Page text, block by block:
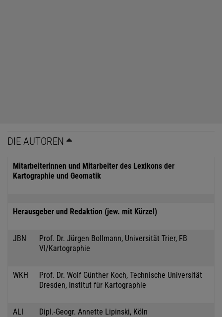
DIE AUTOREN
Mitarbeiterinnen und Mitarbeiter des Lexikons der
Kartographie und Geomatik
Herausgeber und Redaktion (jew. mit Kürzel)
JBN
Prof. Dr. Jürgen Bollmann, Universität Trier, FB
VI/Kartographie
WKH
Prof. Dr. Wolf Günther Koch, Technische Universität
Dresden, Institut für Kartographie
ALI Dipl.-Geogr. Annette Lipinski, Köln